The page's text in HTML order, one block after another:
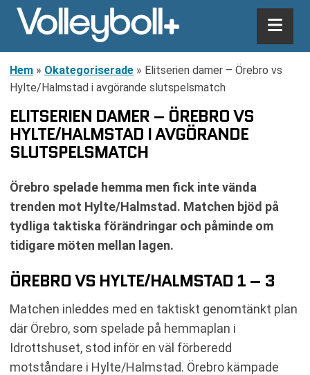
Hem » Okategoriserade » Elitserien damer – Örebro vs
Hylte/Halmstad i avgörande slutspelsmatch
ELITSERIEN DAMER – ÖREBRO VS
HYLTE/HALMSTAD I AVGÖRANDE
SLUTSPELSMATCH
Örebro spelade hemma men fick inte vända
trenden mot Hylte/Halmstad. Matchen bjöd på
tydliga taktiska förändringar och påminde om
tidigare möten mellan lagen.
ÖREBRO VS HYLTE/HALMSTAD 1 – 3
Matchen inleddes med en taktiskt genomtänkt plan
där Örebro, som spelade på hemmaplan i
Idrottshuset, stod inför en väl förberedd
motståndare i Hylte/Halmstad. Örebro kämpade